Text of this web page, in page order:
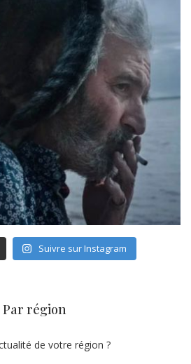
Suivre sur Instagram
Par région
de votre région ?